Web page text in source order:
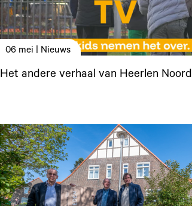
06 mei | Nieuws
Het andere verhaal van Heerlen Noord